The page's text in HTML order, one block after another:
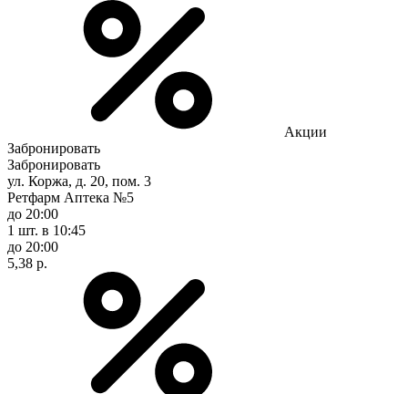
Акции
Забронировать
Забронировать
ул. Коржа, д. 20, пом. 3
Ретфарм Аптека №5
до 20:00
1 шт. в 10:45
до 20:00
5,38 р.